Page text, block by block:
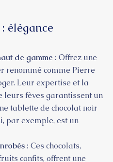
élégance
de gamme : Offrez une
renommé comme Pierre
Leur expertise et la
leurs fèves garantissent un
tablette de chocolat noir
par exemple, est un
: Ces chocolats,
confits, offrent une